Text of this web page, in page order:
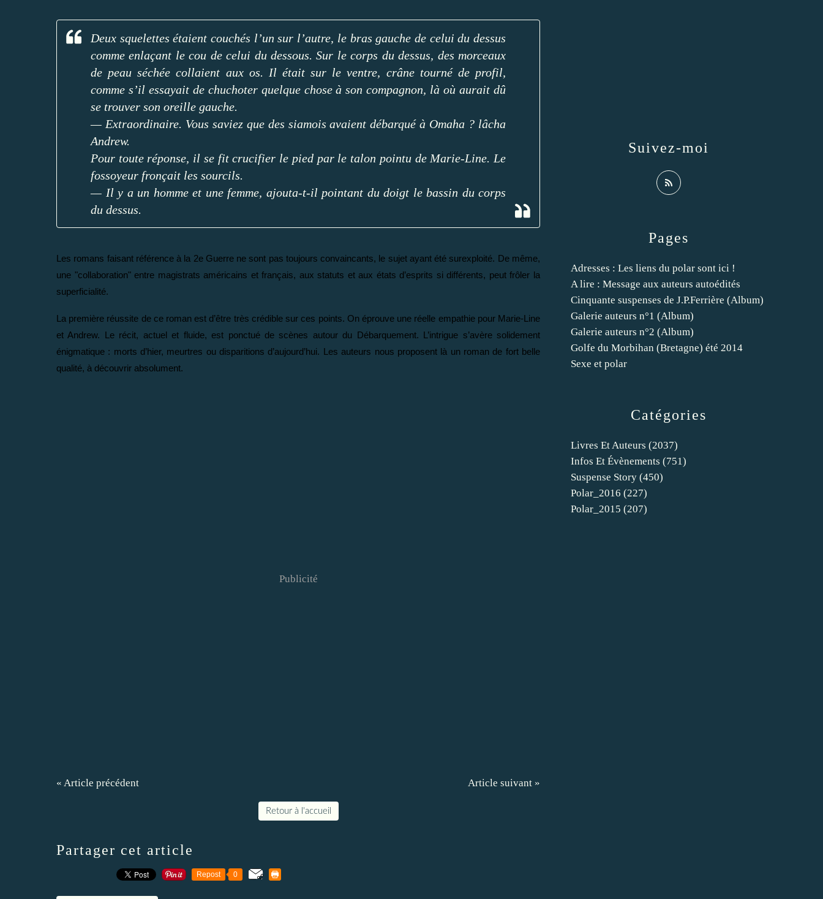
Deux squelettes étaient couchés l’un sur l’autre, le bras gauche de celui du dessus
comme enlaçant le cou de celui du dessous. Sur le corps du dessus, des morceaux
de peau séchée collaient aux os. Il était sur le ventre, crâne tourné de profil,
comme s’il essayait de chuchoter quelque chose à son compagnon, là où aurait dû
se trouver son oreille gauche.
— Extraordinaire. Vous saviez que des siamois avaient débarqué à Omaha ? lâcha
Andrew.
Pour toute réponse, il se fit crucifier le pied par le talon pointu de Marie-Line. Le
fossoyeur fronçait les sourcils.
— Il y a un homme et une femme, ajouta-t-il pointant du doigt le bassin du corps
du dessus.
Les romans faisant référence à la 2e Guerre ne sont pas toujours convaincants, le sujet ayant été surexploité. De même,
une "collaboration" entre magistrats américains et français, aux statuts et aux états d’esprits si différents, peut frôler la
superficialité.
La première réussite de ce roman est d’être très crédible sur ces points. On éprouve une réelle empathie pour Marie-Line
et Andrew. Le récit, actuel et fluide, est ponctué de scènes autour du Débarquement. L’intrigue s’avère solidement
énigmatique : morts d’hier, meurtres ou disparitions d’aujourd’hui. Les auteurs nous proposent là un roman de fort belle
qualité, à découvrir absolument.
Publicité
« Article précédent Article suivant »
Retour à l'accueil
Partager cet article
Repost 0
Catégories
Livres Et Auteurs (2037)
Infos Et Évènements (751)
Suspense Story (450)
Polar_2016 (227)
Polar_2015 (207)
Pages
Adresses : Les liens du polar sont ici !
A lire : Message aux auteurs autoédités
Cinquante suspenses de J.P.Ferrière (Album)
Galerie auteurs n°1 (Album)
Galerie auteurs n°2 (Album)
Golfe du Morbihan (Bretagne) été 2014
Sexe et polar
Suivez-moi